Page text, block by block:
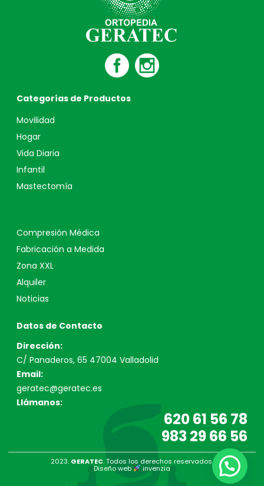
Categorías de Productos
Movilidad
Hogar
Vida Diaria
Infantil
Mastectomía
Compresión Médica
Fabricación a Medida
Zona XXL
Alquiler
Noticias
Datos de Contacto
Dirección:
C/ Panaderos, 65 47004 Valladolid
Email:
geratec@geratec.es
Llámanos:
620 61 56 78
983 29 66 56
2023. GERATEC. Todos los derechos reservados.
Diseño web invenzia